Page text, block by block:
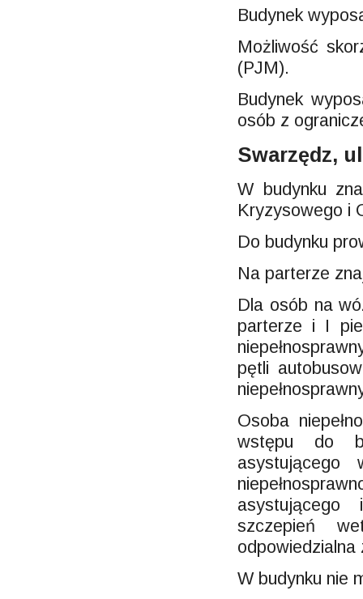
Budynek
Możliwość
(PJM).
Budynek
osób z
Swarzędz,
W budynku
Kryzysowego i
Do budynku
Na parterze
Dla osób na
parterze i I
pętli
Osoba
wstępu do
asystującego
szczepień
W budynku nie